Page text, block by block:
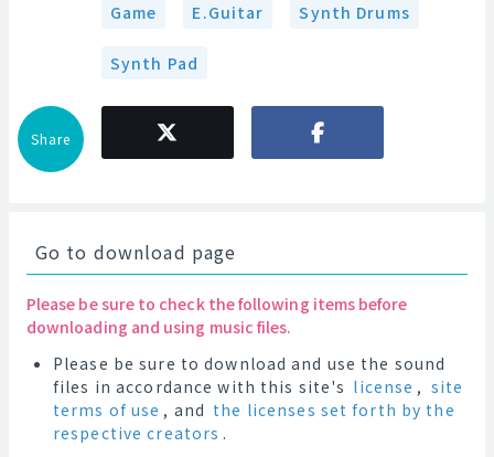
Game E.Guitar Synth Drums
Synth Pad
Share
Go to download page
Please be sure to check the following items before
downloading and using music files.
Please be sure to download and use the sound
files in accordance with this site's license , site
terms of use , and the licenses set forth by the
respective creators .